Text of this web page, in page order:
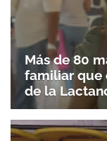
Más de 80
familiar que
de la